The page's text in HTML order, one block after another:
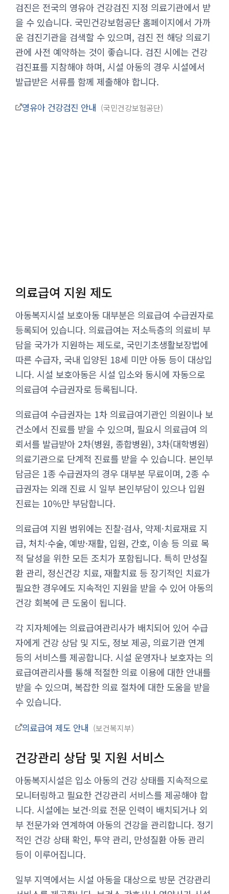
검진은 전국의 영유아 건강검진 지정 의료기관에서 받
을 수 있습니다. 국민건강보험공단 홈페이지에서 가까
운 검진기관을 검색할 수 있으며, 검진 전 해당 의료기
관에 사전 예약하는 것이 좋습니다. 검진 시에는 건강
검진표를 지참해야 하며, 시설 아동의 경우 시설에서
발급받은 서류를 함께 제출해야 합니다.
영유아 건강검진 안내 국민건강보험공단
의료급여 지원 제도
아동복지시설 보호아동 대부분은 의료급여 수급권자로
등록되어 있습니다. 의료급여는 저소득층의 의료비 부
담을 국가가 지원하는 제도로, 국민기초생활보장법에
따른 수급자, 국내 입양된 18세 미만 아동 등이 대상입
니다. 시설 보호아동은 시설 입소와 동시에 자동으로
의료급여 수급권자로 등록됩니다.
의료급여 수급권자는 1차 의료급여기관인 의원이나 보
건소에서 진료를 받을 수 있으며, 필요시 의료급여 의
뢰서를 발급받아 2차(병원, 종합병원), 3차(대학병원)
의료기관으로 단계적 진료를 받을 수 있습니다. 본인부
담금은 1종 수급권자의 경우 대부분 무료이며, 2종 수
급권자는 외래 진료 시 일부 본인부담이 있으나 입원
진료는 10%만 부담합니다.
의료급여 지원 범위에는 진찰·검사, 약제·치료재료 지
급, 처치·수술, 예방·재활, 입원, 간호, 이송 등 의료 목
적 달성을 위한 모든 조치가 포함됩니다. 특히 만성질
환 관리, 정신건강 치료, 재활치료 등 장기적인 치료가
필요한 경우에도 지속적인 지원을 받을 수 있어 아동의
건강 회복에 큰 도움이 됩니다.
각 지자체에는 의료급여관리사가 배치되어 있어 수급
자에게 건강 상담 및 지도, 정보 제공, 의료기관 연계
등의 서비스를 제공합니다. 시설 운영자나 보호자는 의
료급여관리사를 통해 적절한 의료 이용에 대한 안내를
받을 수 있으며, 복잡한 의료 절차에 대한 도움을 받을
수 있습니다.
의료급여 제도 안내 보건복지부
건강관리 상담 및 지원 서비스
아동복지시설은 입소 아동의 건강 상태를 지속적으로
모니터링하고 필요한 건강관리 서비스를 제공해야 합
니다. 시설에는 보건·의료 전문 인력이 배치되거나 외
부 전문가와 연계하여 아동의 건강을 관리합니다. 정기
적인 건강 상태 확인, 투약 관리, 만성질환 아동 관리
등이 이루어집니다.
일부 지역에서는 시설 아동을 대상으로 방문 건강관리